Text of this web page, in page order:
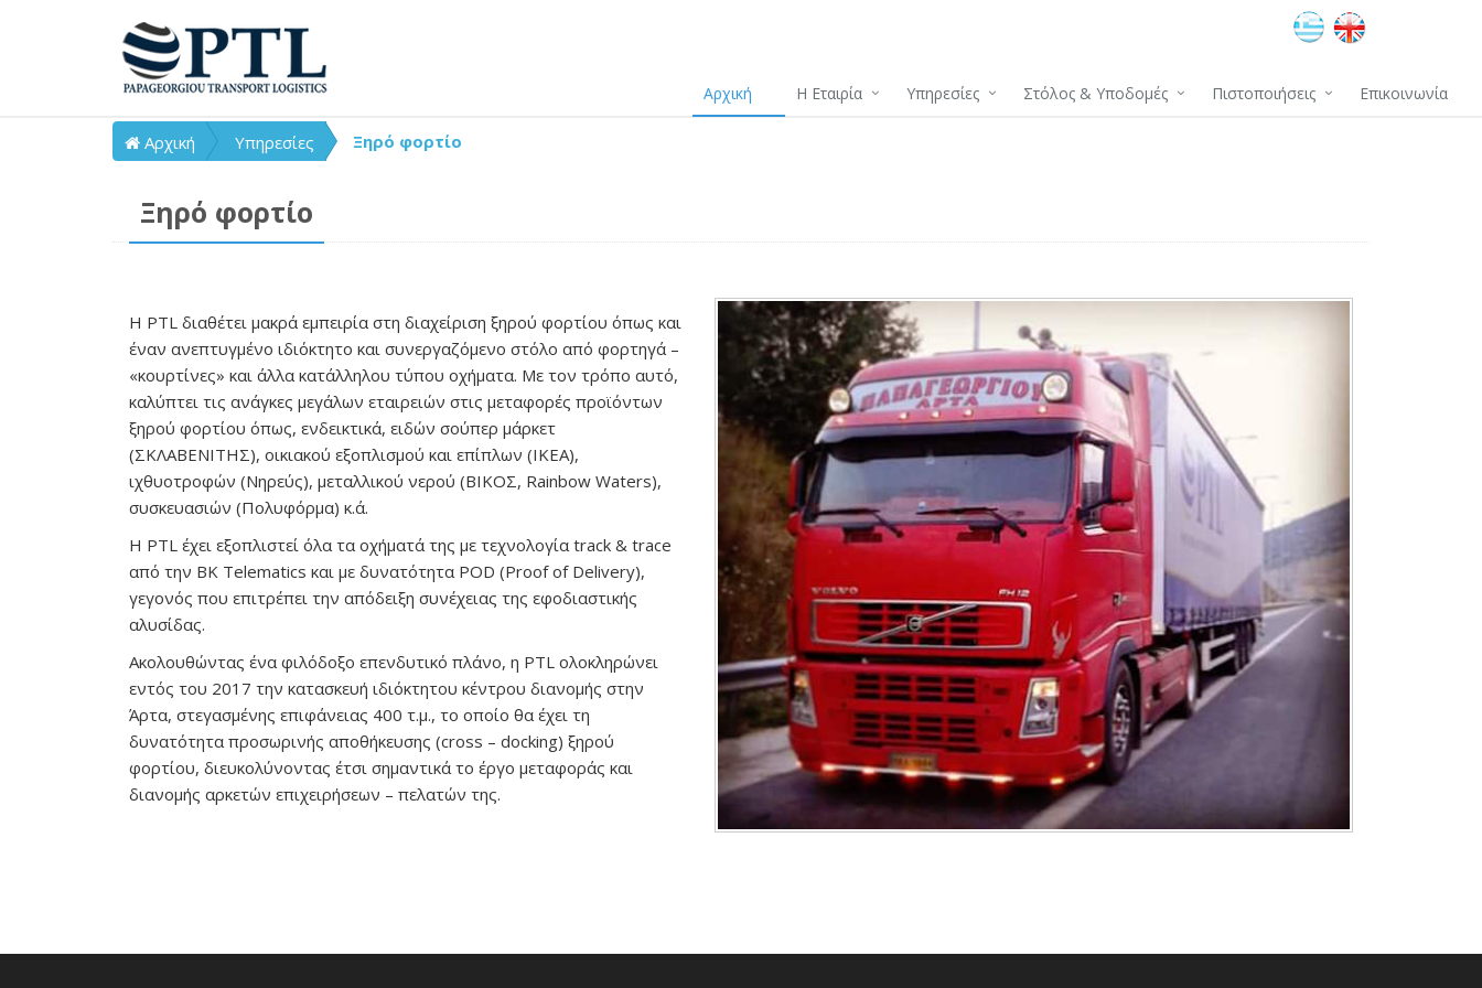
Αρχική Η Εταιρία Υπηρεσίες Στόλος & Υποδομές Πιστοποιήσεις Επικοινωνία
Αρχική Υπηρεσίες Ξηρό φορτίο
Ξηρό φορτίο
H PTL διαθέτει μακρά εμπειρία στη διαχείριση ξηρού φορτίου όπως και
έναν ανεπτυγμένο ιδιόκτητο και συνεργαζόμενο στόλο από φορτηγά –
«κουρτίνες» και άλλα κατάλληλου τύπου οχήματα. Με τον τρόπο αυτό,
καλύπτει τις ανάγκες μεγάλων εταιρειών στις μεταφορές προϊόντων
ξηρού φορτίου όπως, ενδεικτικά, ειδών σούπερ μάρκετ
(ΣΚΛΑΒΕΝΙΤΗΣ), οικιακού εξοπλισμού και επίπλων (IKEA),
ιχθυοτροφών (Νηρεύς), μεταλλικού νερού (ΒΙΚΟΣ, Rainbow Waters),
συσκευασιών (Πολυφόρμα) κ.ά.
Η PTL έχει εξοπλιστεί όλα τα οχήματά της με τεχνολογία track & trace
από την BK Telematics και με δυνατότητα POD (Proof of Delivery),
γεγονός που επιτρέπει την απόδειξη συνέχειας της εφοδιαστικής
αλυσίδας.
Ακολουθώντας ένα φιλόδοξο επενδυτικό πλάνο, η PTL ολοκληρώνει
εντός του 2017 την κατασκευή ιδιόκτητου κέντρου διανομής στην
Άρτα, στεγασμένης επιφάνειας 400 τ.μ., το οποίο θα έχει τη
δυνατότητα προσωρινής αποθήκευσης (cross – docking) ξηρού
φορτίου, διευκολύνοντας έτσι σημαντικά το έργο μεταφοράς και
διανομής αρκετών επιχειρήσεων – πελατών της.